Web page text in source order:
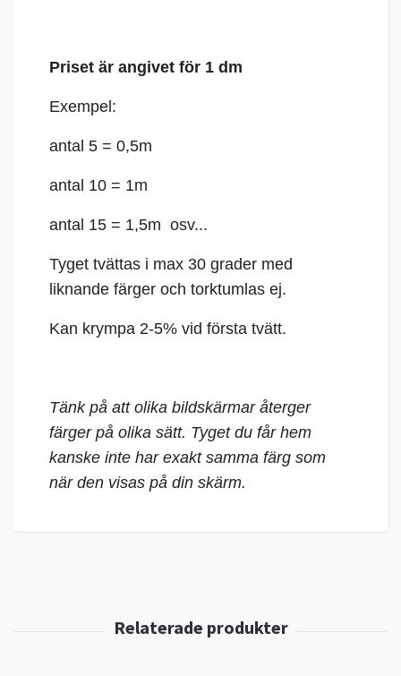
Priset är angivet för 1 dm
Exempel:
antal 5 = 0,5m
antal 10 = 1m
antal 15 = 1,5m osv...
Tyget tvättas i max 30 grader med
liknande färger och torktumlas ej.
Kan krympa 2-5% vid första tvätt.
Tänk på att olika bildskärmar återger
färger på olika sätt. Tyget du får hem
kanske inte har exakt samma färg som
när den visas på din skärm.